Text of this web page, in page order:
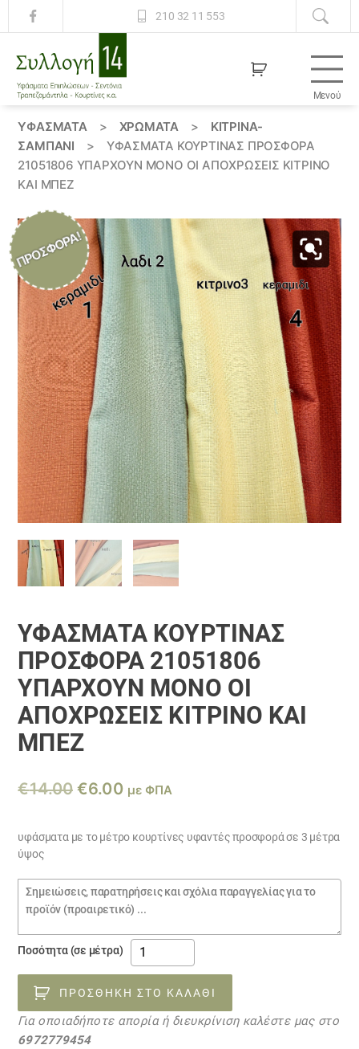
210 32 11 553
14
Μενού
ΥΦΆΣΜΑΤΑ > ΧΡΏΜΑΤΑ >
ΚΙΤΡΙΝΑ-
ΣΑΜΠΑΝΙ
>
ΥΦΆΣΜΑΤΑ ΚΟΥΡΤΊΝΑΣ ΠΡΟΣΦΟΡΆ
21051806 ΥΠΑΡΧΟΥΝ ΜΟΝΟ ΟΙ ΑΠΟΧΡΩΣΕΙΣ ΚΙΤΡΙΝΟ
ΚΑΙ ΜΠΕΖ
ΠΡΟΣΦΟΡΆ!
ΥΦΆΣΜΑΤΑ ΚΟΥΡΤΊΝΑΣ
ΠΡΟΣΦΟΡΆ 21051806
ΥΠΑΡΧΟΥΝ ΜΟΝΟ ΟΙ
ΑΠΟΧΡΩΣΕΙΣ ΚΙΤΡΙΝΟ ΚΑΙ
ΜΠΕΖ
€14.00 Original
was:
€6.00Η
τιμή
€6.00.
με ΦΠΑ
υφάσματα με το μέτρο κουρτίνες υφαντές προσφορά σε 3 μέτρα
ύψος
Σημειώσεις
παραγγελίας
Ποσότητα (σε μέτρα)
υφάσματα
κουρτίνας
προσφορά
21051806
ΥΠΑΡΧΟΥΝ
ΠΡΟΣΘΉΚΗ ΣΤΟ ΚΑΛΆΘΙ
Για οποιαδήποτε απορία ή διευκρίνιση καλέστε μας στο
6972779454